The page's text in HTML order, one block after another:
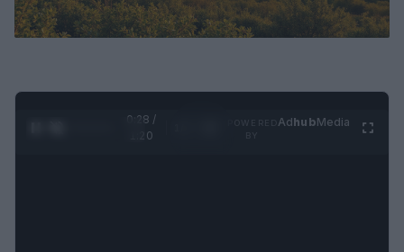
0:29 /
1:20
AdhubMedia